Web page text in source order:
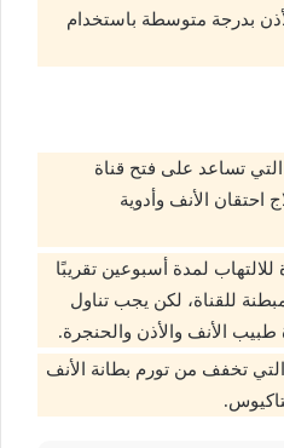
بدرجة متوسطة باستخدام
تساعد على فتح قناة
احتقان الأنف وأدوية
للالتهاب لمدة أسبوعين تقريبًا
للقناة، لكن يجب تناول
طبيب الأنف والأذن والحنجرة.
تخفف من تورم بطانة الأنف